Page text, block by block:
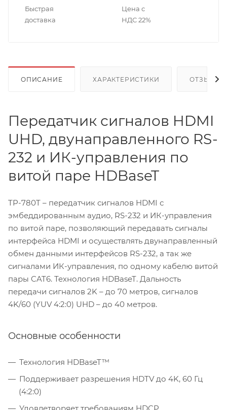
Быстрая
доставка
Цена с
НДС 22%
ОПИСАНИЕ ХАРАКТЕРИСТИКИ ОТЗЫВЫ
Передатчик сигналов HDMI
UHD, двунаправленного RS-
232 и ИК-управления по
витой паре HDBaseT
TP-780T – передатчик сигналов HDMI с
эмбеддированным аудио, RS-232 и ИК-управления
по витой паре, позволяющий передавать сигналы
интерфейса HDMI и осуществлять двунаправленный
обмен данными интерфейсов RS-232, а так же
сигналами ИК-управления, по одному кабелю витой
пары CAT6. Технология HDBaseT. Дальность
передачи сигналов 2K – до 70 метров, сигналов
4K/60 (YUV 4:2:0) UHD – до 40 метров.
Основные особенности
Технология HDBaseT™
Поддерживает разрешения HDTV до 4K, 60 Гц
(4:2:0)